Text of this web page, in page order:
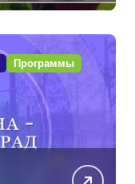
Программы